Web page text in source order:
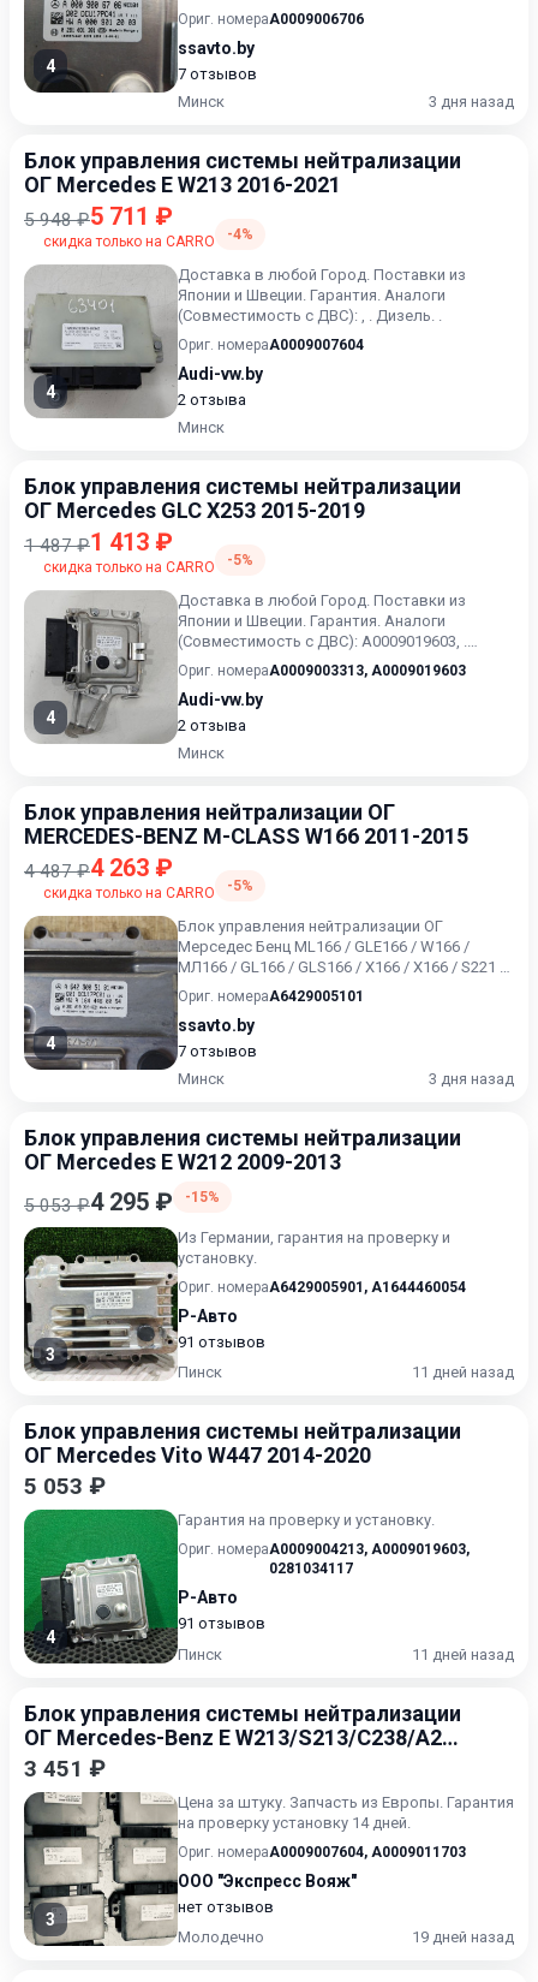
4
Без дефектов
Ориг. номераA0009006706
ssavto.by
7 отзывов
Минск
3 дня назад
Блок управления системы нейтрализации
ОГ Mercedes E W213 2016-2021
5 948 ₽5 711 ₽
скидка только на CARRO -4%
4
Доставка в любой Город. Поставки из
Японии и Швеции. Гарантия. Аналоги
(Совместимость с ДВС): , . Дизель. .
Ориг. номераA0009007604
Audi-vw.by
2 отзыва
Минск
Блок управления системы нейтрализации
ОГ Mercedes GLC X253 2015-2019
1 487 ₽1 413 ₽
скидка только на CARRO -5%
4
Доставка в любой Город. Поставки из
Японии и Швеции. Гарантия. Аналоги
(Совместимость с ДВС): A0009019603, .
Дизель. .
Ориг. номераA0009003313, A0009019603
Audi-vw.by
2 отзыва
Минск
Блок управления нейтрализации ОГ
MERCEDES-BENZ M-CLASS W166 2011-2015
4 487 ₽4 263 ₽
скидка только на CARRO -5%
4
Блок управления нейтрализации ОГ
Мерседес Бенц ML166 / GLE166 / W166 /
МЛ166 / GL166 / GLS166 / X166 / Х166 / S221 /
W221 / V221 / E212 / W2...
Ориг. номераA6429005101
ssavto.by
7 отзывов
Минск
3 дня назад
Блок управления системы нейтрализации
ОГ Mercedes E W212 2009-2013
5 053 ₽4 295 ₽ -15%
3
Из Германии, гарантия на проверку и
установку.
Ориг. номераA6429005901 , A1644460054
Р-Авто
91 отзывов
Пинск
11 дней назад
Блок управления системы нейтрализации
ОГ Mercedes Vito W447 2014-2020
5 053 ₽
4
Гарантия на проверку и установку.
Ориг. номераA0009004213, A0009019603,
0281034117
Р-Авто
91 отзывов
Пинск
11 дней назад
Блок управления системы нейтрализации
ОГ Mercedes-Benz E W213/S213/C238/A238
2016-2021
3 451 ₽
3
Цена за штуку. Запчасть из Европы. Гарантия
на проверку установку 14 дней.
Ориг. номераA0009007604, A0009011703
ООО "Экспресс Вояж"
нет отзывов
Молодечно
19 дней назад